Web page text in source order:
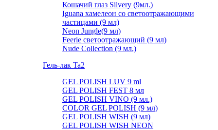
Кошачий глаз Silvery (9мл.)
Iguana хамелеон со светоотражающими
частицами (9 мл)
Neon Jungle(9 мл)
Feerie светоотражающий (9 мл)
Nude Collection (9 мл.)
Гель-лак Ta2
GEL POLISH LUV 9 ml
GEL POLISH FEST 8 мл
GEL POLISH VINO (9 мл.)
COLOR GEL POLISH (9 мл)
GEL POLISH WISH (9 мл)
GEL POLISH WISH NEON